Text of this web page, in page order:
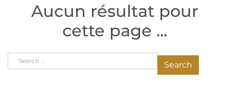
Aucun résultat pour
cette page ...
Search for: